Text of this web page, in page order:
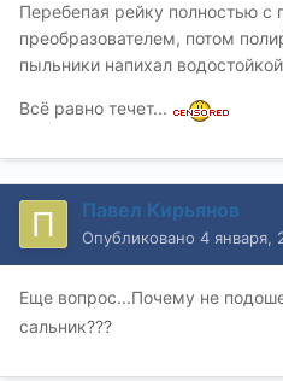
Перебепая рейку полностью
преобразователем, потом
пыльники напихал
Всё равно течет...
Павел Кирьянов
Опубликовано 4 января,
Еще вопрос...Почему не
сальник???